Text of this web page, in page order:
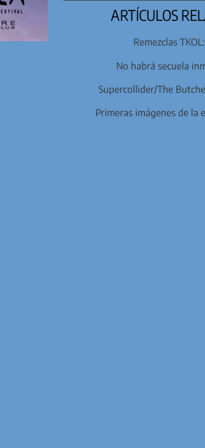
ARTÍCULOS
Remezclas
No habrá secuela
Supercollider/The
Primeras imágenes de la